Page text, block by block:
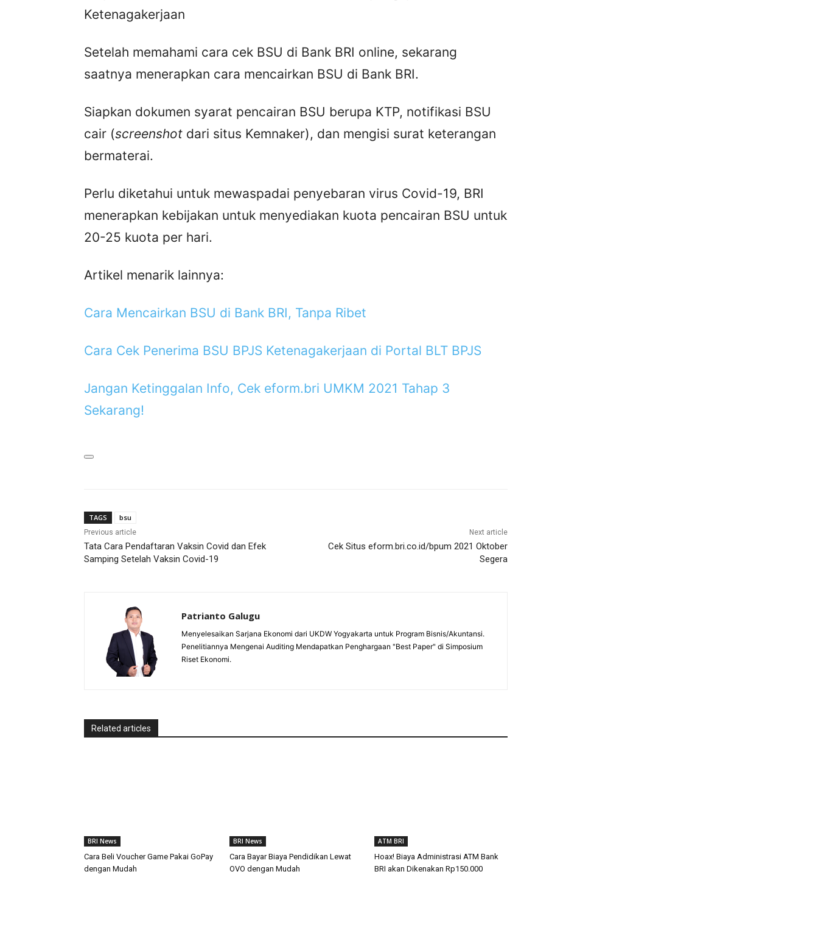
Ketenagakerjaan
Setelah memahami cara cek BSU di Bank BRI online, sekarang
saatnya menerapkan cara mencairkan BSU di Bank BRI.
Siapkan dokumen syarat pencairan BSU berupa KTP, notifikasi BSU
cair (screenshot dari situs Kemnaker), dan mengisi surat keterangan
bermaterai.
Perlu diketahui untuk mewaspadai penyebaran virus Covid-19, BRI
menerapkan kebijakan untuk menyediakan kuota pencairan BSU untuk
20-25 kuota per hari.
Artikel menarik lainnya:
Cara Mencairkan BSU di Bank BRI, Tanpa Ribet
Cara Cek Penerima BSU BPJS Ketenagakerjaan di Portal BLT BPJS
Jangan Ketinggalan Info, Cek eform.bri UMKM 2021 Tahap 3
Sekarang!
TAGS bsu
Previous article
Tata Cara Pendaftaran Vaksin Covid dan Efek
Samping Setelah Vaksin Covid-19
Next article
Cek Situs eform.bri.co.id/bpum 2021 Oktober
Segera
Patrianto Galugu
Menyelesaikan Sarjana Ekonomi dari UKDW Yogyakarta untuk Program Bisnis/Akuntansi.
Penelitiannya Mengenai Auditing Mendapatkan Penghargaan "Best Paper" di Simposium
Riset Ekonomi.
Related articles
BRI News
Cara Beli Voucher Game Pakai GoPay
dengan Mudah
BRI News
Cara Bayar Biaya Pendidikan Lewat
OVO dengan Mudah
ATM BRI
Hoax! Biaya Administrasi ATM Bank
BRI akan Dikenakan Rp150.000